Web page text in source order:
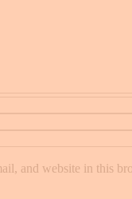
and website in this